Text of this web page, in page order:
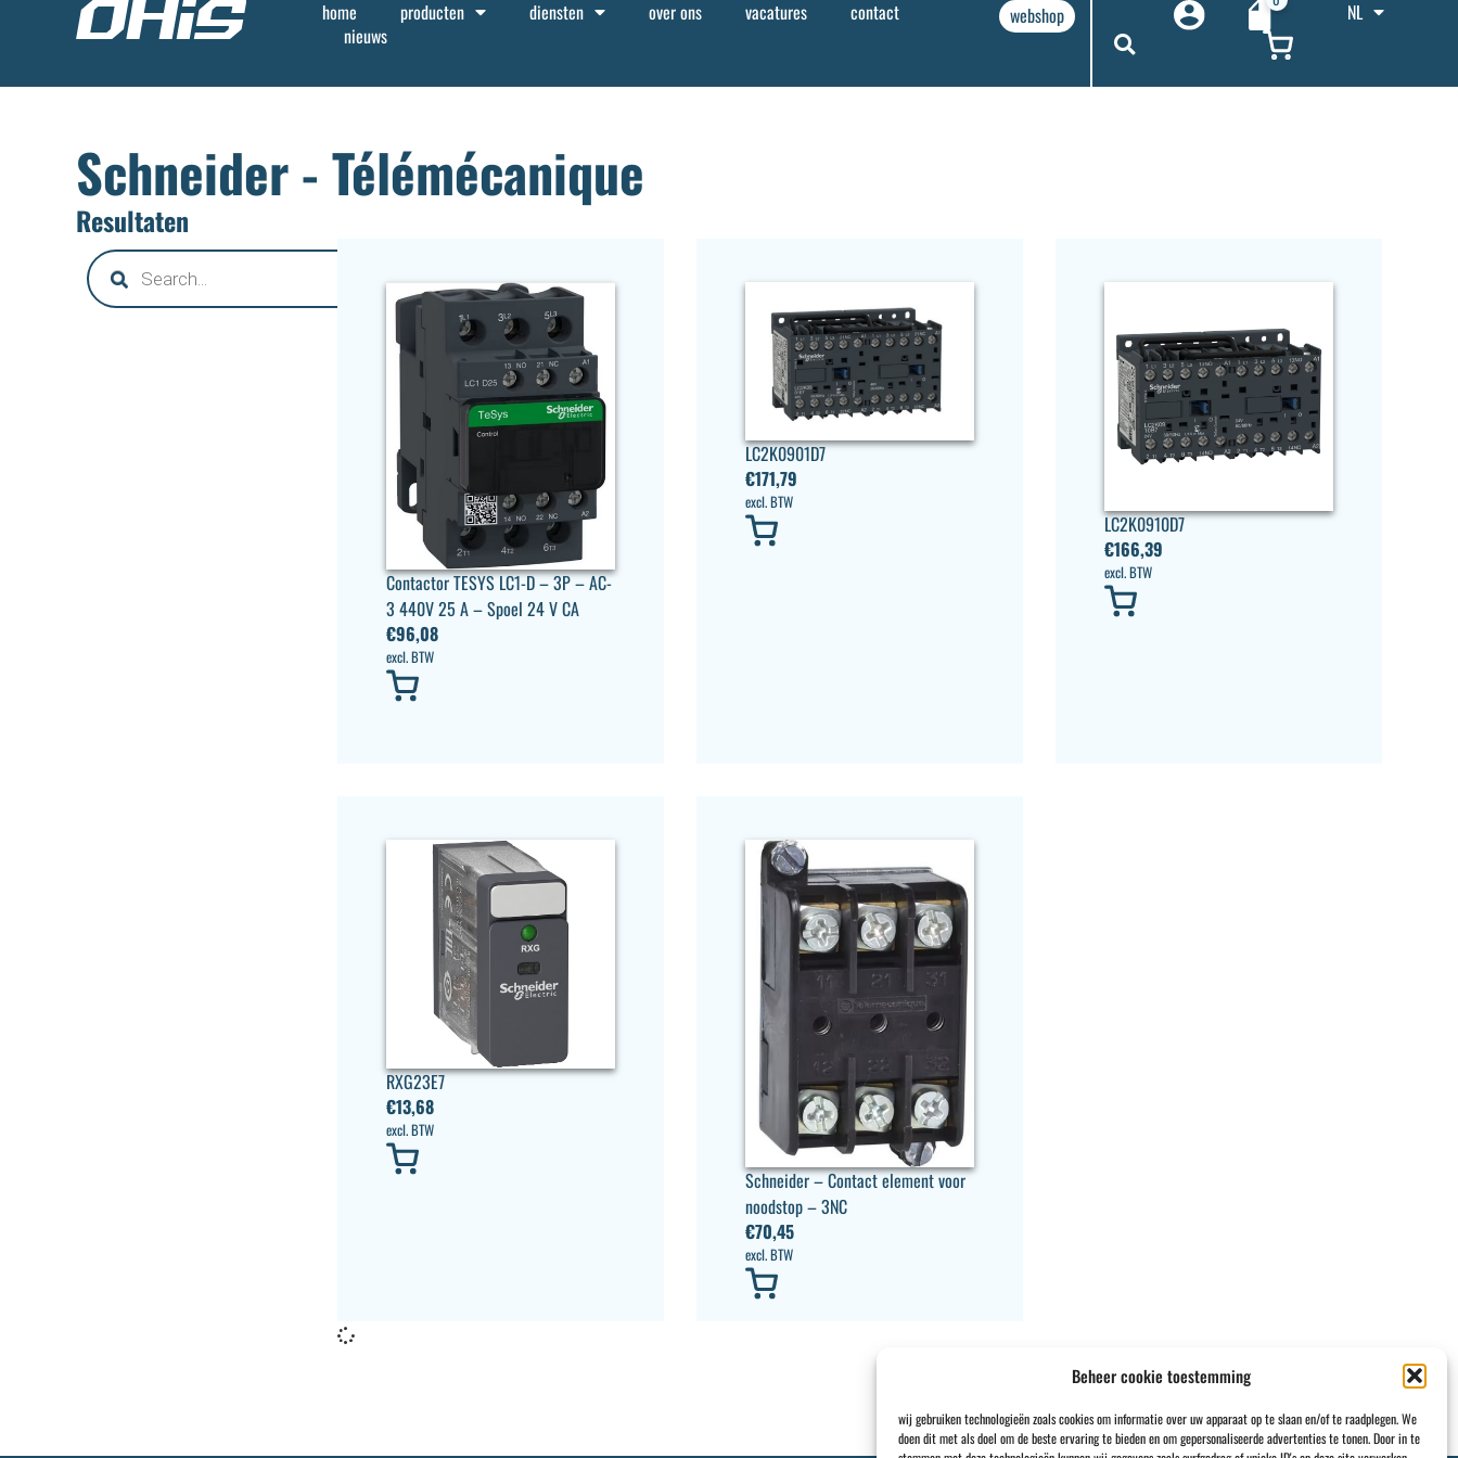
Beheer cookie toestemming
wij gebruiken technologieën zoals cookies om informatie over uw apparaat op te slaan en/of te raadplegen. We
doen dit met als doel om de beste ervaring te bieden en om gepersonaliseerde advertenties te tonen. Door in te
home producten diensten over ons vacatures
contact
nieuws
webshop NL
Schneider - Télémécanique
Resultaten
Contactor TESYS LC1-D – 3P – AC-
3 440V 25 A – Spoel 24 V CA
€96,08
excl. BTW
LC2K0901D7
€171,79
excl. BTW
LC2K0910D7
€166,39
excl. BTW
RXG23E7
€13,68
excl. BTW
Schneider – Contact element voor
noodstop – 3NC
€70,45
excl. BTW